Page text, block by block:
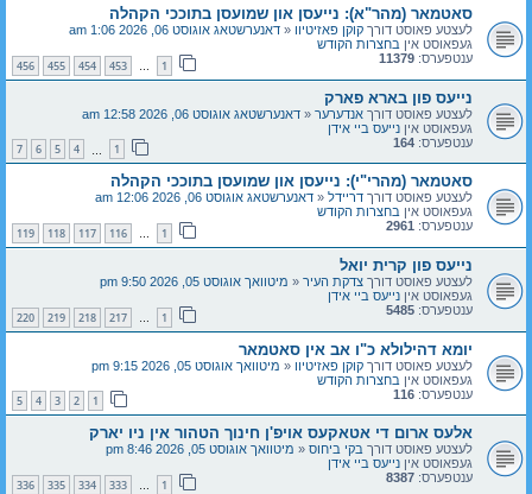
סאטמאר (מהר"א): נייעסן און שמועסן בתוככי הקהלה
לעצטע פאוסט דורך קוקן פאזיטיוו « דאנערשטאג אוגוסט 06, 2026 1:06 am
געפאוסט אין בחצרות הקודש
ענטפערס: 11379
1
…
453
454
455
456
נייעס פון בארא פארק
לעצטע פאוסט דורך אנדערער « דאנערשטאג אוגוסט 06, 2026 12:58 am
געפאוסט אין נייעס ביי אידן
ענטפערס: 164
1
4
5
6
7
סאטמאר (מהרי"י): נייעסן און שמועסן בתוככי הקהלה
לעצטע פאוסט דורך דריידל « דאנערשטאג אוגוסט 06, 2026 12:06 am
געפאוסט אין בחצרות הקודש
ענטפערס: 2961
1
…
116
117
118
119
נייעס פון קרית יואל
לעצטע פאוסט דורך צדקת העיר « מיטוואך אוגוסט 05, 2026 9:50 pm
געפאוסט אין נייעס ביי אידן
ענטפערס: 5485
1
…
217
218
219
220
יומא דהילולא כ"ו אב אין סאטמאר
לעצטע פאוסט דורך קוקן פאזיטיוו « מיטוואך אוגוסט 05, 2026 9:15 pm
געפאוסט אין בחצרות הקודש
ענטפערס: 116
1
2
3
4
5
אלעס ארום די אטאקעס אויפ'ן חינוך הטהור אין ניו יארק
לעצטע פאוסט דורך בקי ביחוס « מיטוואך אוגוסט 05, 2026 8:46 pm
געפאוסט אין נייעס ביי אידן
ענטפערס: 8387
1
…
333
334
335
336